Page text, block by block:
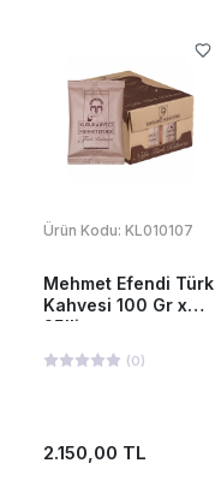
Ürün Kodu: KL010107
Mehmet Efendi Türk
Kahvesi 100 Gr x
25'li
(0)
2.150,00 TL